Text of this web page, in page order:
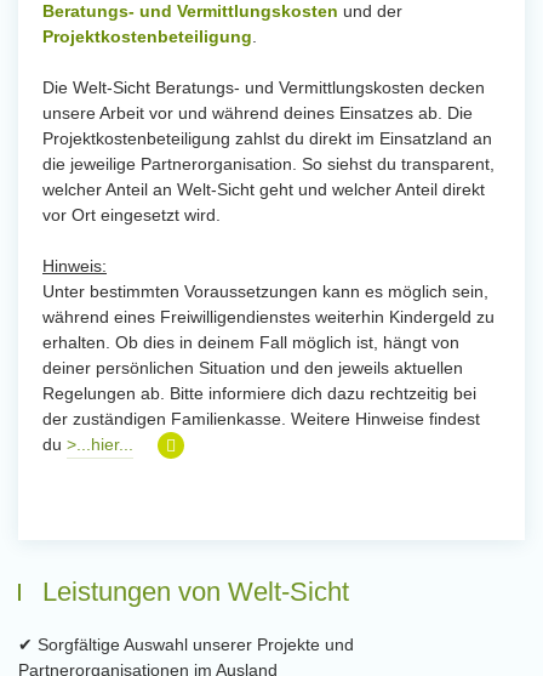
Beratungs- und Vermittlungskosten und der
Projektkostenbeteiligung
Die Welt-Sicht Beratungs- und Vermittlungskosten decken
unsere Arbeit vor und während deines Einsatzes ab. Die
Projektkostenbeteiligung zahlst du direkt im Einsatzland an
die jeweilige Partnerorganisation. So siehst du transparent,
welcher Anteil an Welt-Sicht geht und welcher Anteil direkt
vor Ort eingesetzt wird.
Hinweis:
Unter bestimmten Voraussetzungen kann es möglich sein,
während eines Freiwilligendienstes weiterhin Kindergeld zu
erhalten. Ob dies in deinem Fall möglich ist, hängt von
deiner persönlichen Situation und den jeweils aktuellen
Regelungen ab. Bitte informiere dich dazu rechtzeitig bei
der zuständigen Familienkasse. Weitere Hinweise findest
du >...hier...
Leistungen von Welt-Sicht
✔ Sorgfältige Auswahl unserer Projekte und
Partnerorganisationen im Ausland